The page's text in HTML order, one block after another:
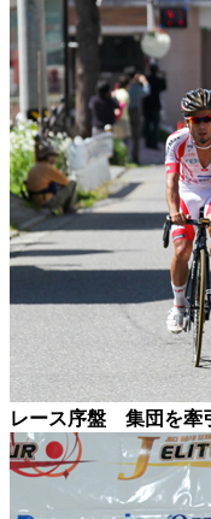
レース序盤 集団を牽